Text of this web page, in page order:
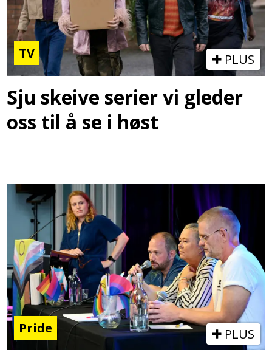
TV PLUS
Sju skeive serier vi gleder
oss til å se i høst
Pride PLUS